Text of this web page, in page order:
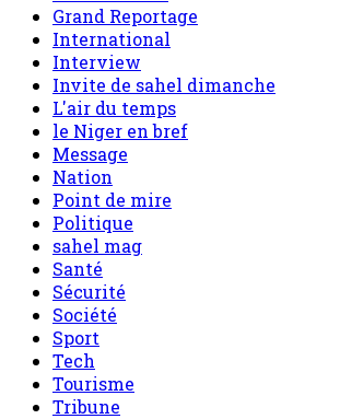
Grand Reportage
International
Interview
Invite de sahel dimanche
L'air du temps
le Niger en bref
Message
Nation
Point de mire
Politique
sahel mag
Santé
Sécurité
Société
Sport
Tech
Tourisme
Tribune